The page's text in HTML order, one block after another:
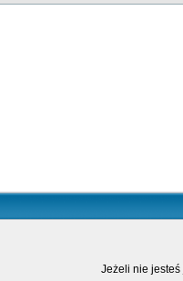
Jeżeli nie jesteś